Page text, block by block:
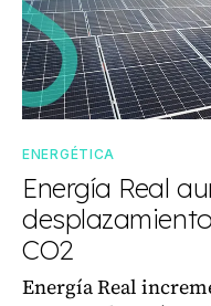
ENERGÉTICA
Energía Real
CO2
Energía Real